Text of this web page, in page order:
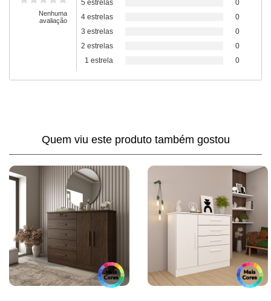
Nenhuma
avaliação
5 estrelas
0
4 estrelas
0
3 estrelas
0
2 estrelas
0
1 estrela
0
Quem viu este produto também gostou